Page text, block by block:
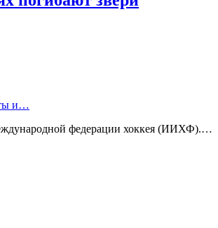
и…
федерации хоккея (ИИХФ).…